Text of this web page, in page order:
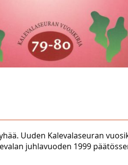
Uuden Kalevalaseuran
juhlavuoden 1999